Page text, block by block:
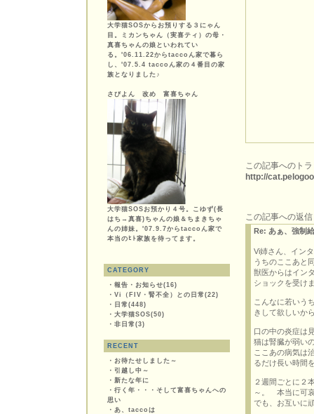
大学猫SOSからお預りする３にゃん
目。ミカンちゃん（実喜ティ）の母・
真喜ちゃんの娘といわれてい
る。'06.11.22からtaccoん家で暮ら
し、'07.5.4 taccoん家の４番目の家
族となりました♪
さびよん 改め 富喜ちゃん
大学猫SOSお預かり４号。こゆず(長
はち→真喜)ちゃんの娘＆ちまきちゃ
んの姉妹。'07.9.7からtaccoん家で
本当のﾋﾄ家族を待ってます。
CATEGORY
・ 報告・お知らせ(16)
・ Vi（FIV・腎不全）との日常(22)
・ 日常(448)
・ 大学猫SOS(50)
・ 非日常(3)
RECENT
・ お待たせしました～
・ 引越し中～
・ 新たな年に
・ 行く年・・・そして富喜ちゃんへの
思い
・ あ、taccoは
この記事へのト
http://
この記事への返信
Re: あぁ、強制
Vi姉さん、イン
うちのここあ
獣医からはイン
ショックを受け
こんなに若いう
きして欲しいか
口の中の炎症は
猫は腎臓が弱い
ここあの病気は
るだけ長い時間
２週間ごとに２
～。 本当に可
でも、お互いに